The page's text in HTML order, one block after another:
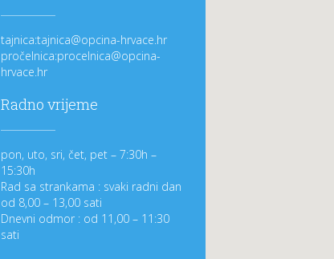
tajnica:tajnica@opcina-hrvace.hr
pročelnica:procelnica@opcina-
hrvace.hr
Radno vrijeme
pon, uto, sri, čet, pet – 7:30h –
15:30h
Rad sa strankama : svaki radni dan
od 8,00 – 13,00 sati
Dnevni odmor : od 11,00 – 11:30
sati